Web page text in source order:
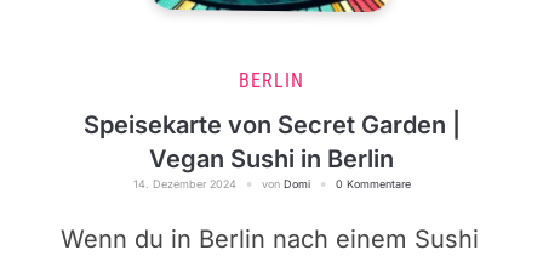
BERLIN
Speisekarte von Secret Garden |
Vegan Sushi in Berlin
14. Dezember 2024 von Domi 0 Kommentare
Wenn du in Berlin nach einem Sushi